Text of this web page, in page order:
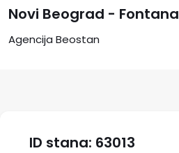
Novi Beograd - Fontana
Agencija Beostan
ID stana: 63013